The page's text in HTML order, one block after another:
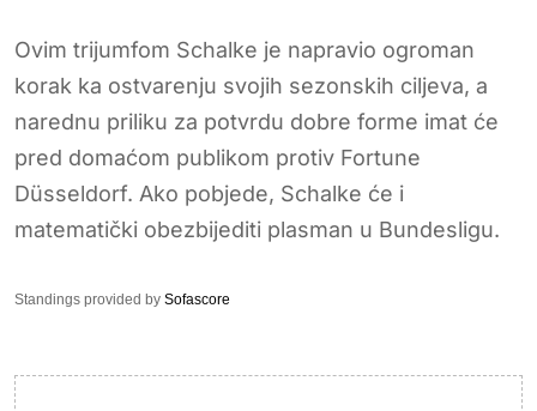
Ovim trijumfom Schalke je napravio ogroman
korak ka ostvarenju svojih sezonskih ciljeva, a
narednu priliku za potvrdu dobre forme imat će
pred domaćom publikom protiv Fortune
Düsseldorf. Ako pobjede, Schalke će i
matematički obezbijediti plasman u Bundesligu.
Standings provided by Sofascore